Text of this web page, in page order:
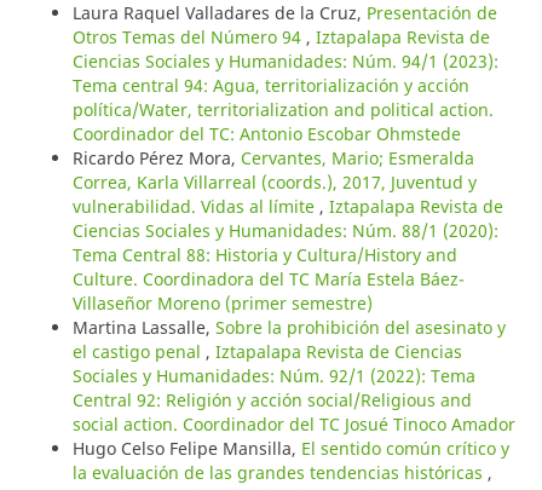
Laura Raquel Valladares de la Cruz, Presentación de
Otros Temas del Número 94 , Iztapalapa Revista de
Ciencias Sociales y Humanidades: Núm. 94/1 (2023):
Tema central 94: Agua, territorialización y acción
política/Water, territorialization and political action.
Coordinador del TC: Antonio Escobar Ohmstede
Ricardo Pérez Mora, Cervantes, Mario; Esmeralda
Correa, Karla Villarreal (coords.), 2017, Juventud y
vulnerabilidad. Vidas al límite , Iztapalapa Revista de
Ciencias Sociales y Humanidades: Núm. 88/1 (2020):
Tema Central 88: Historia y Cultura/History and
Culture. Coordinadora del TC María Estela Báez-
Villaseñor Moreno (primer semestre)
Martina Lassalle, Sobre la prohibición del asesinato y
el castigo penal , Iztapalapa Revista de Ciencias
Sociales y Humanidades: Núm. 92/1 (2022): Tema
Central 92: Religión y acción social/Religious and
social action. Coordinador del TC Josué Tinoco Amador
Hugo Celso Felipe Mansilla, El sentido común crítico y
la evaluación de las grandes tendencias históricas ,